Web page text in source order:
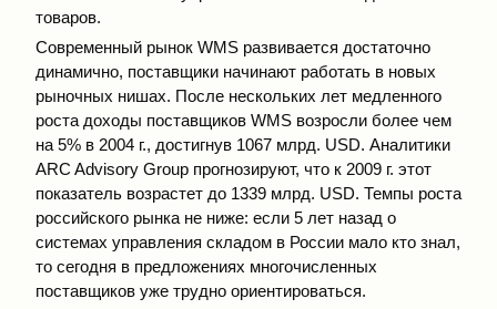
товаров.
Современный рынок WMS развивается достаточно
динамично, поставщики начинают работать в новых
рыночных нишах. После нескольких лет медленного
роста доходы поставщиков WMS возросли более чем
на 5% в 2004 г., достигнув 1067 млрд. USD. Аналитики
ARC Advisory Group прогнозируют, что к 2009 г. этот
показатель возрастет до 1339 млрд. USD. Темпы роста
российского рынка не ниже: если 5 лет назад о
системах управления складом в России мало кто знал,
то сегодня в предложениях многочисленных
поставщиков уже трудно ориентироваться.